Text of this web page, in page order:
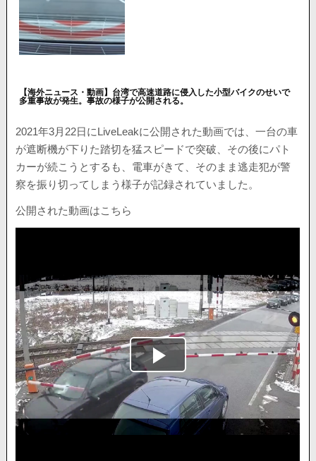
【海外ニュース・動画】台湾で高速道路に侵入した小型バイクのせいで
多重事故が発生。事故の様子が公開される。
2021年3月22日にLiveLeakに公開された動画では、一台の車
が遮断機が下りた踏切を猛スピードで突破、その後にパト
カーが続こうとするも、電車がきて、そのまま逃走犯が警
察を振り切ってしまう様子が記録されていました。
公開された動画はこちら